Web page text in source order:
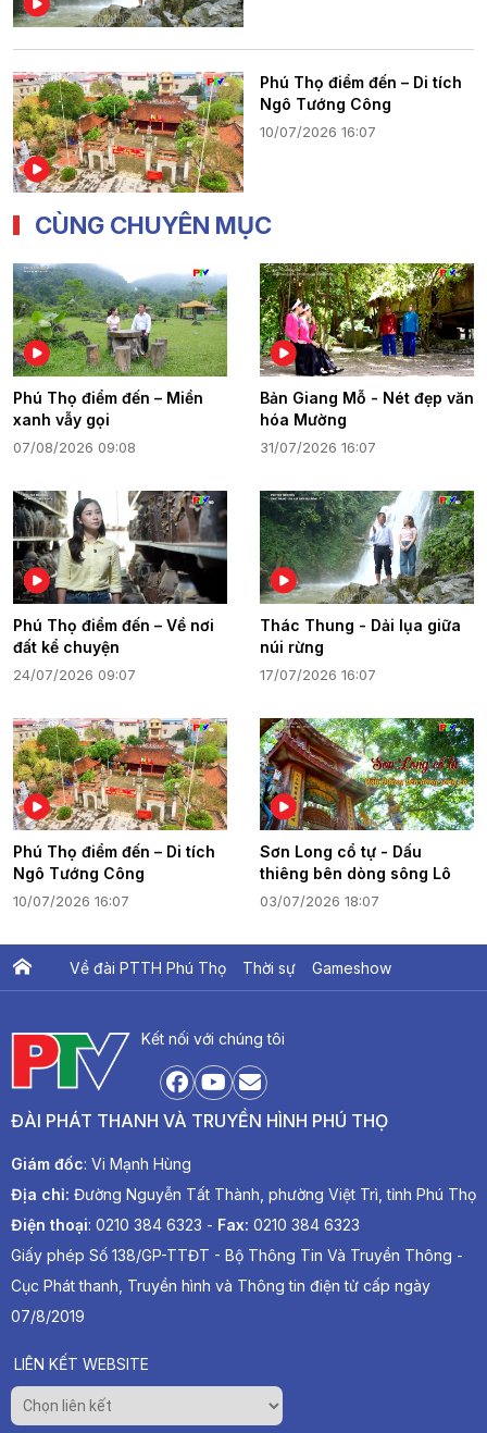
Phú Thọ điểm đến – Di tích
Ngô Tướng Công
10/07/2026 16:07
CÙNG CHUYÊN MỤC
Phú Thọ điểm đến – Miền
xanh vẫy gọi
07/08/2026 09:08
Bản Giang Mỗ - Nét đẹp văn
hóa Mường
31/07/2026 16:07
Phú Thọ điểm đến – Về nơi
đất kể chuyện
24/07/2026 09:07
Thác Thung - Dải lụa giữa
núi rừng
17/07/2026 16:07
Phú Thọ điểm đến – Di tích
Ngô Tướng Công
10/07/2026 16:07
Sơn Long cổ tự - Dấu
thiêng bên dòng sông Lô
03/07/2026 18:07
Về đài PTTH Phú Thọ Thời sự Gameshow
Kết nối với chúng tôi
ĐÀI PHÁT THANH VÀ TRUYỀN HÌNH PHÚ THỌ
Giám đốc: Vi Mạnh Hùng
Địa chỉ: Đường Nguyễn Tất Thành, phường Việt Trì, tỉnh Phú Thọ
Điện thoại: 0210 384 6323 - Fax: 0210 384 6323
Giấy phép Số 138/GP-TTĐT - Bộ Thông Tin Và Truyền Thông -
Cục Phát thanh, Truyền hình và Thông tin điện tử cấp ngày
07/8/2019
LIÊN KẾT WEBSITE